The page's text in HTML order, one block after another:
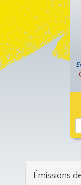
Émissions